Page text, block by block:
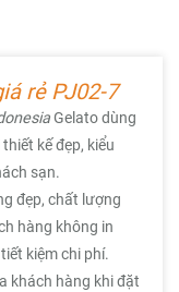
rẻPJ02-7
Gelato dùng
kế đẹp, kiểu
sạn.
đẹp, chất lượng
hàng không in
kiệm chi phí.
khách hàng khi đặt